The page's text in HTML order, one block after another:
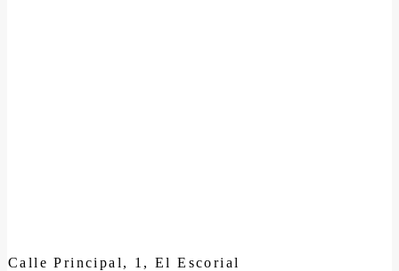
Calle Principal, 1, El Escorial